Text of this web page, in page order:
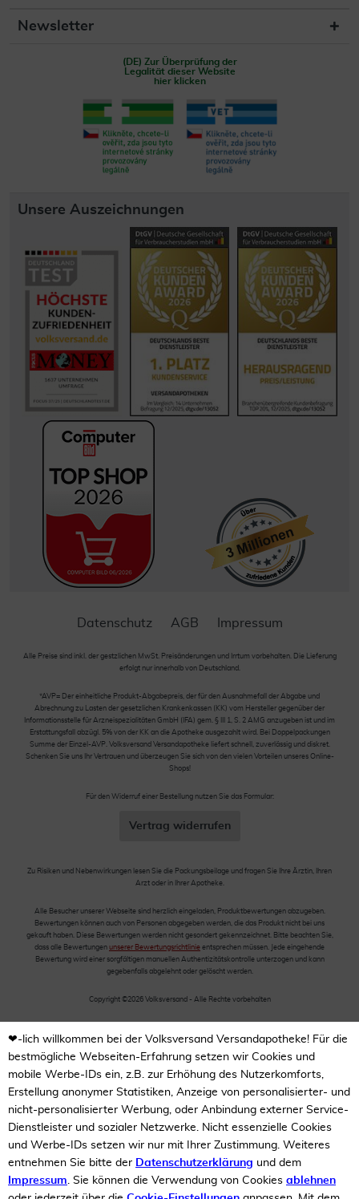
Newsletter
(DE) Zur Überprüfung der
Legalität dieser Website
hier klicken
Unsere Auszeichnungen
Datenschutz AGB Impressum
Alle Preise sind inkl. der gestzlichen MwSt. Preisänderungen und Irrtum vorbehalten. Die Lieferung
erfolgt nur innerhalb von Deutschland.
*AVP= Der einheitliche Produkt-Abgabepreis, der für den Ausnahmefall der Abgabe und
Abrechnung zu Lasten der gesetzlichen Krankenkassen (KK) vom Hersteller gegenüber der
Informationsstelle für Arzneispezialitäten GmbH (IFA) gem. § III 1, S. 2 AMG anzugeben ist und im
Erstattungsfall abzügl. 5% von der KK an die Apotheke ausgezahlt wird. Bei Doppelpackungen
Summe der Einzel-AVP. Volksversand Versandapotheke liefert schnell, zuverlässig und diskret.
Schenken Sie uns Ihr Vertrauen und überzeugen Sie sich von den vielen Vorteilen unseres Online-
Shops!
Für den Widerruf einer Bestellung nutzen Sie das Formular:
Vertrag widerrufen
Zu Risiken und Nebenwirkungen lesen Sie die Packungsbeilage und fragen Sie Ihre Ärztin, Ihren
Arzt oder in Ihrer Apotheke.
Alle Besucher unserer Webseite sind herzlich eingeladen, Produktbewertungen abzugeben.
Bewertungen können auch von Personen abgegeben werden, die das Produkt nicht bei uns
gekauft haben. Diese Bewertungen werden nicht gesondert gekennzeichnet. Bitte beachten Sie,
dass alle Bewertungen unserer Bewertungsrichtlinie entsprechen müssen. Jede eingehende
Bewertung wird einer sorgfältigen manuellen Authentizitätskontrolle unterzogen und kann
gegebenfalls abgelehnt oder gelöscht werden.
Copyright ©2026 Volksversand - Alle Rechte vorbehalten
❤-lich willkommen bei der Volksversand Versandapotheke! Für die
bestmögliche Webseiten-Erfahrung setzen wir Cookies und
mobile Werbe-IDs ein, z.B. zur Erhöhung des Nutzerkomforts,
Erstellung anonymer Statistiken, Anzeige von personalisierter- und
nicht-personalisierter Werbung, oder Anbindung externer Service-
Dienstleister und sozialer Netzwerke. Nicht essenzielle Cookies
und Werbe-IDs setzen wir nur mit Ihrer Zustimmung. Weiteres
entnehmen Sie bitte der Datenschutzerklärung und dem
Impressum. Sie können die Verwendung von Cookies ablehnen